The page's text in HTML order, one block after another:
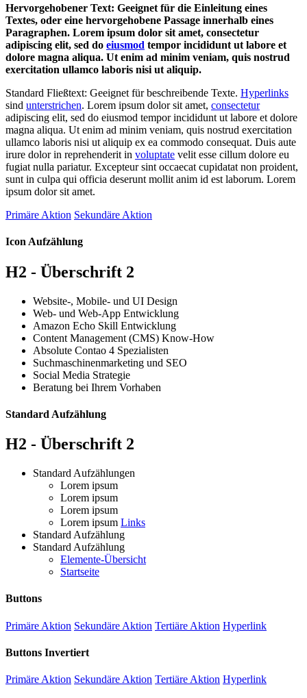
Hervorgehobener Text: Geeignet für die Einleitung eines
Textes, oder eine hervorgehobene Passage innerhalb eines
Paragraphen. Lorem ipsum dolor sit amet, consectetur
adipiscing elit, sed do eiusmod tempor incididunt ut labore et
dolore magna aliqua. Ut enim ad minim veniam, quis nostrud
exercitation ullamco laboris nisi ut aliquip.
Standard Fließtext: Geeignet für beschreibende Texte. Hyperlinks
sind unterstrichen. Lorem ipsum dolor sit amet, consectetur
adipiscing elit, sed do eiusmod tempor incididunt ut labore et dolore
magna aliqua. Ut enim ad minim veniam, quis nostrud exercitation
ullamco laboris nisi ut aliquip ex ea commodo consequat. Duis aute
irure dolor in reprehenderit in voluptate velit esse cillum dolore eu
fugiat nulla pariatur. Excepteur sint occaecat cupidatat non proident,
sunt in culpa qui officia deserunt mollit anim id est laborum. Lorem
ipsum dolor sit amet.
Primäre Aktion Sekundäre Aktion
Icon Aufzählung
H2 - Überschrift 2
Website-, Mobile- und UI Design
Web- und Web-App Entwicklung
Amazon Echo Skill Entwicklung
Content Management (CMS) Know-How
Absolute Contao 4 Spezialisten
Suchmaschinenmarketing und SEO
Social Media Strategie
Beratung bei Ihrem Vorhaben
Standard Aufzählung
H2 - Überschrift 2
Standard Aufzählungen
Lorem ipsum
Lorem ipsum
Lorem ipsum
Lorem ipsum Links
Standard Aufzählung
Standard Aufzählung
Elemente-Übersicht
Startseite
Buttons
Primäre Aktion Sekundäre Aktion Tertiäre Aktion Hyperlink
Buttons Invertiert
Primäre Aktion Sekundäre Aktion Tertiäre Aktion Hyperlink